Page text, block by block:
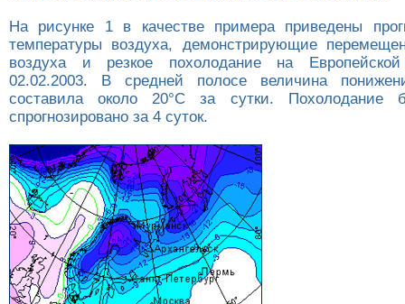
На рисунке 1 в качестве примера приведены
температуры воздуха, демонстрирующие
воздуха и резкое похолодание на
02.02.2003. В средней полосе величина
составила около 20°С за сутки. Похолодание
спрогнозировано за 4 суток.